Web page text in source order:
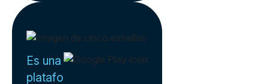
Es una
platafo